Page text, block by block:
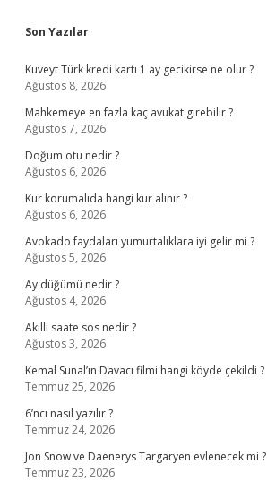
Sidebar
Son Yazılar
Kuveyt Türk kredi kartı 1 ay gecikirse ne olur ?
Ağustos 8, 2026
Mahkemeye en fazla kaç avukat girebilir ?
Ağustos 7, 2026
Doğum otu nedir ?
Ağustos 6, 2026
Kur korumalıda hangi kur alınır ?
Ağustos 6, 2026
Avokado faydaları yumurtalıklara iyi gelir mi ?
Ağustos 5, 2026
Ay düğümü nedir ?
Ağustos 4, 2026
Akıllı saate sos nedir ?
Ağustos 3, 2026
Kemal Sunal’ın Davacı filmi hangi köyde çekildi ?
Temmuz 25, 2026
6’ncı nasıl yazılır ?
Temmuz 24, 2026
Jon Snow ve Daenerys Targaryen evlenecek mi ?
Temmuz 23, 2026